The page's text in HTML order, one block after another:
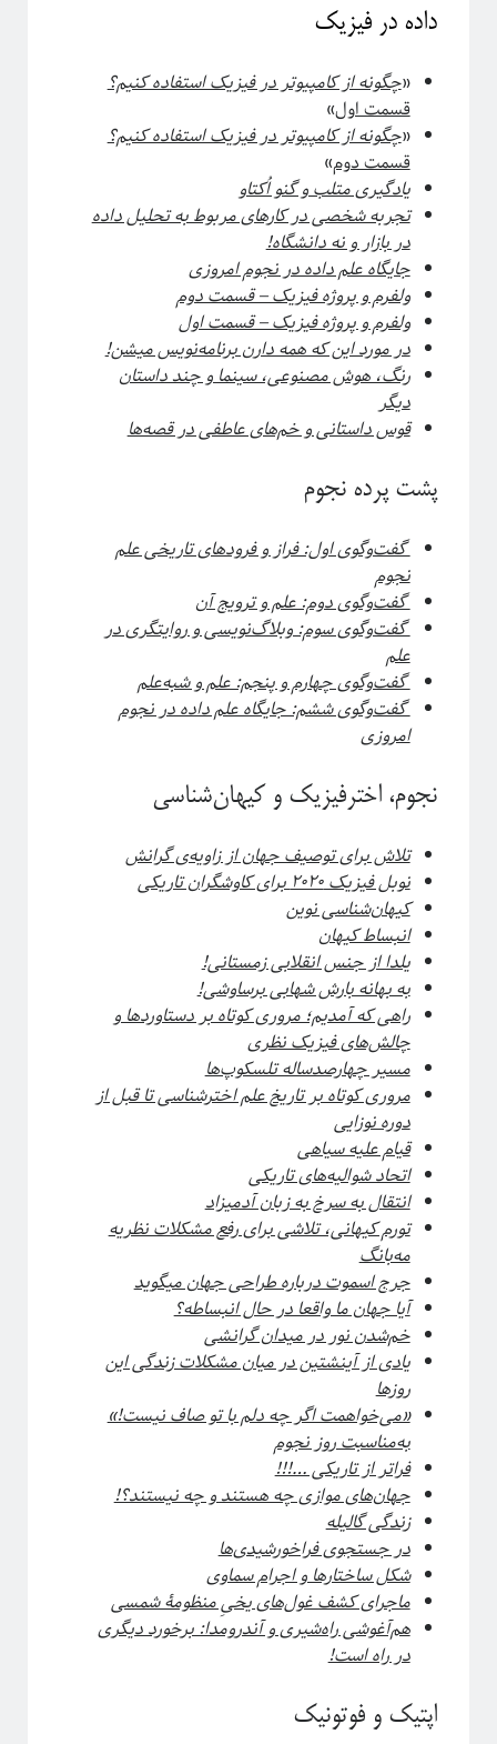
خوراک ورودی‌ها
خوراک دیدگاه‌ها
This work is licensed under a
Creative Commons Attribution-
داده در فیزیک
«چگونه‌ از كامپيوتر در فيزيک‌ استفاده‌ كنيم؟
قسمت اول»
«چگونه‌ از كامپيوتر در فيزيک‌ استفاده‌ كنيم؟
قسمت دوم»
یادگیری متلب و گنو اُکتاو
تجربه شخصی در کارهای مربوط به تحلیل داده
در بازار و نه دانشگاه!
جایگاه علم داده در نجوم امروزی
ولفرم و پروژه فیزیک – قسمت دوم
ولفرم و پروژه فیزیک – قسمت اول
در مورد این که همه دارن برنامه‌‌نویس میشن!
رنگ، هوش مصنوعی، سینما و چند داستان
دیگر
قوس داستانی و خم‌های عاطفی در قصه‌ها
پشت پرده نجوم
گفت‌و‌گوی اول: فراز و فرودهای تاریخی علم
نجوم
گفت‌و‌گوی دوم: علم و ترویج آن
گفت‌و‌گوی سوم: وبلاگ‌نویسی و روایتگری در
علم
گفت‌و‌گوی چهارم و پنجم: علم و شبه‌علم
گفت‌و‌گوی ششم: جایگاه علم داده در نجوم
امروزی
نجوم، اخترفیزیک و کیهان‌شناسی
تلاش برای توصیف جهان از زاویه‌ی گرانش
نوبل فیزیک ۲۰۲۰ برای کاوشگران تاریکی
کیهان‌شناسی نوین
انبساط کیهان
یلدا از جنس انقلابی زمستانی!
به بهانه بارش شهابی برساوشی!
راهی که آمدیم؛ مروری کوتاه بر دستاوردها و
چالش‌های فیزیک نظری
مسیر چهارصد‌ساله تلسکوپ‌ها
مروری کوتاه بر تاریخ علم اخترشناسی تا قبل از
دوره نوزایی
قیام علیه سیاهی
اتحاد شوالیه‌های تاریکی
انتقال به سرخ به زبان آدمیزاد
تورم کیهانی، تلاشی برای رفع مشکلات نظریه
مه‌بانگ
جرج اسموت درباره طراحی جهان میگوید
آیا جهان ما واقعا در حال انبساطه؟
خم‌شدن نور در میدان گرانشی
یادی از آینشتین در میان مشکلات زندگی این‌
روزها
«می‌خواهمت اگر چه دلم با تو صاف نیست!»
به‌مناسبت روز نجوم
فراتر از تاریکی …!!!
جهان‌های موازی چه هستند و چه نیستند؟!
زندگی گالیله
در جستجوی فراخورشیدی‌ها
شکل ساختارها و اجرام سماوی
ماجرای کشف غول‌های یخیِ منظومۀ شمسی
هم‌آغوشی راه‌شیری و آندرومدا:‌ برخورد دیگری
در راه است!
اپتیک و فوتونیک